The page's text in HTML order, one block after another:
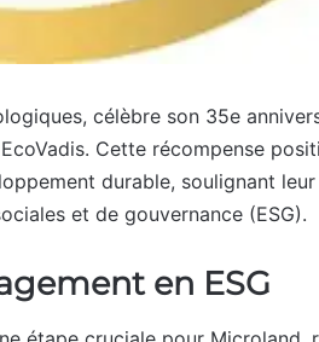
célèbre son 35e
Cette récompense
durable, soulignant
et de gouvernance (ESG).
en ESG